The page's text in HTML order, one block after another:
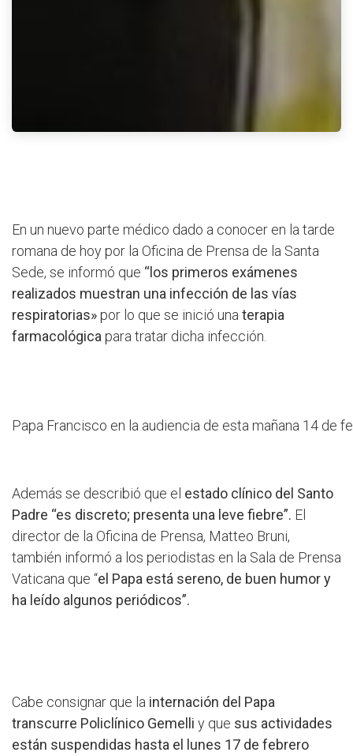
En un nuevo parte médico dado a conocer en la tarde
romana de hoy por la Oficina de Prensa de la Santa
Sede, se informó que “los primeros exámenes
realizados muestran una infección de las vías
respiratorias» por lo que se inició una terapia
farmacológica para tratar dicha infección.
Papa Francisco en la audiencia de esta mañana 14 de
Además se describió que el estado clínico del Santo
Padre “es discreto; presenta una leve fiebre”. El
director de la Oficina de Prensa, Matteo Bruni,
también informó a los periodistas en la Sala de Prensa
Vaticana que “el Papa está sereno, de buen humor y
ha leído algunos periódicos”.
Cabe consignar que la internación del Papa
transcurre Policlínico Gemelli y que sus actividades
están suspendidas hasta el lunes 17 de febrero